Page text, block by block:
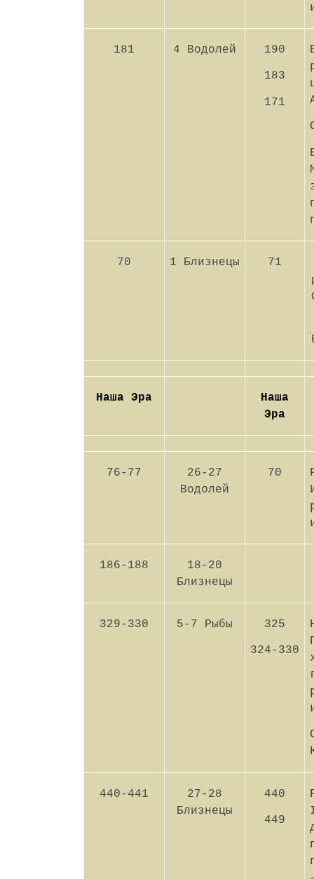
181 4 Водолей 190
183
171
70 1 Близнецы 71
Наша Эра
Наша
Эра
76-77
26-27
Водолей
70
186-188
18-20
Близнецы
329-330 5-7 Рыбы 325
324-330
440-441
27-28
Близнецы
440
449